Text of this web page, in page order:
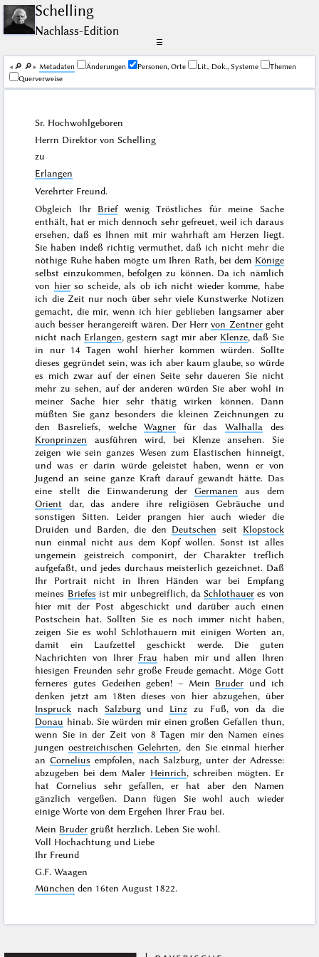
Schelling
Nachlass-Edition
☰
🔎︎ 🔎︎ Me­ta­da­ten Änderungen Personen, Orte Lit., Dok., Systeme
Themen
Querverweise
Sr. Hochwohlgeboren
Herrn Direktor von Schelling
zu
Erlangen
Verehrter Freund.
Obgleich Ihr Briefwenig Tröstliches für meine Sache
enthält, hat er mich dennoch sehr gefreuet, weil ich daraus
ersehen, daß es Ihnen mit mir wahrhaft am Herzen liegt.
Sie haben indeß richtig vermuthet, daß ich nicht mehr die
nöthige Ruhe haben mögte um Ihren Rath, bei dem Könige
selbst einzukommen, befolgen zu können. Da ich nämlich
von hierso scheide, als ob ich nicht wieder komme, habe
ich die Zeit nur noch über sehr viele Kunstwerke Notizen
gemacht, die mir, wenn ich hier geblieben langsamer aber
auch besser herangereift wären. Der Herrvon Zentnergeht
nicht nach Erlangen,gestern sagt mir aber Klenze, daß Sie
in nur14 Tagen wohl hierher kommen würden. Sollte
dieses gegründet sein, was ich aber kaum glaube, so würde
es mich zwar auf der einen Seite sehr daueren Sie nicht
mehr zu sehen, auf der anderen würden Sie aber wohl in
meiner Sache hier sehr thätig wirken können. Dann
müßten Sie ganz besonders die kleinen Zeichnungen zu
den Basreliefs, welcheWagner für dasWalhalla des
Kronprinzen ausführen wird, bei Klenze ansehen. Sie
zeigen wie sein ganzes Wesen zum Elastischen hinneigt,
und was er darin würde geleistet haben, wenn er von
Jugend an seine ganze Kraft darauf gewandt hätte. Das
eine stellt die Einwanderung derGermanen aus dem
Orient dar, das andere ihre religiösen Gebräuche und
sonstigen Sitten. Leider prangen hier auch wieder die
Druiden und Barden, die den Deutschen seit Klopstock
nun einmal nicht aus dem Kopf wollen. Sonst ist alles
ungemein geistreich componirt, der Charakter treflich
aufgefaßt, und jedes durchaus meisterlich gezeichnet. Daß
Ihr Portrait nicht in Ihren Händen war bei Empfang
meines Briefes ist mir unbegreiflich, da Schlothauer es von
hier mit der Post abgeschickt und darüber auch einen
Postschein hat. Sollten Sie es noch immer nicht haben,
zeigen Sie es wohl Schlothauern mit einigen Worten an,
damit ein Laufzettel geschickt werde. Die guten
Nachrichten von Ihrer Frau haben mir und allen Ihren
hiesigen Freunden sehr große Freude gemacht. Möge Gott
ferneres gutes Gedeihen geben! – Mein Bruder und ich
denken jetzt am 18ten dieses von hier abzugehen, über
Inspruck nach Salzburgund Linz zu Fuß, von da die
Donau hinab. Sie würden mir einen großen Gefallen thun,
wenn Sie in der Zeit von 8 Tagen mir den Namen eines
jungenoestreichischen Gelehrten, den Sie einmal hierher
anCornelius empfolen, nach Salzburg, unter der Adresse:
abzugeben bei dem Maler Heinrich, schreiben mögten. Er
hat Cornelius sehr gefallen, er hat aber den Namen
gänzlich vergeßen. Dann fügen Sie wohl auch wieder
einige Worte von dem Ergehen Ihrer Frau bei.
Mein Bruder grüßt herzlich. Leben Sie wohl.
Voll Hochachtung und Liebe
Ihr Freund
G.F. Waagen
München den 16ten August 1822.